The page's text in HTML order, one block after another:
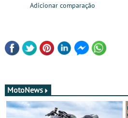
Adicionar comparação
MotoNews